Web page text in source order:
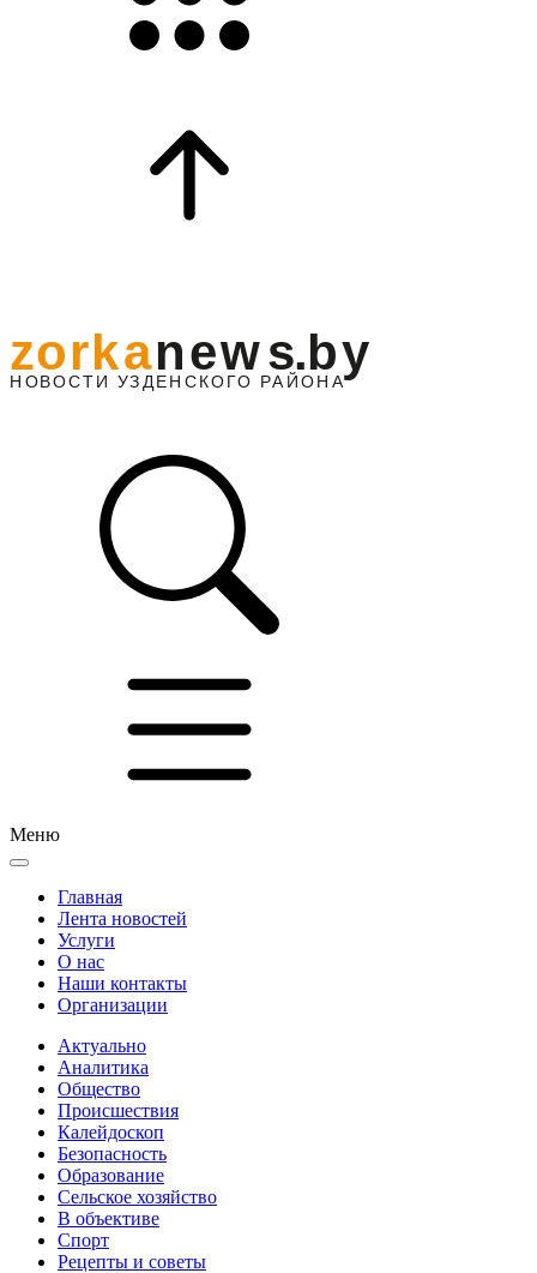
Меню
Главная
Лента новостей
Услуги
О нас
Наши контакты
Организации
Актуально
Аналитика
Общество
Происшествия
Калейдоскоп
Безопасность
Образование
Сельское хозяйство
В объективе
Спорт
Рецепты и советы